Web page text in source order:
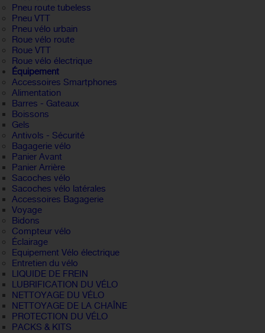
Pneu route tubeless
Pneu VTT
Pneu vélo urbain
Roue vélo route
Roue VTT
Roue vélo électrique
Équipement
Accessoires Smartphones
Alimentation
Barres - Gateaux
Boissons
Gels
Antivols - Sécurité
Bagagerie vélo
Panier Avant
Panier Arrière
Sacoches vélo
Sacoches vélo latérales
Accessoires Bagagerie
Voyage
Bidons
Compteur vélo
Éclairage
Equipement Vélo électrique
Entretien du vélo
LIQUIDE DE FREIN
LUBRIFICATION DU VÉLO
NETTOYAGE DU VÉLO
NETTOYAGE DE LA CHAÎNE
PROTECTION DU VÉLO
PACKS & KITS